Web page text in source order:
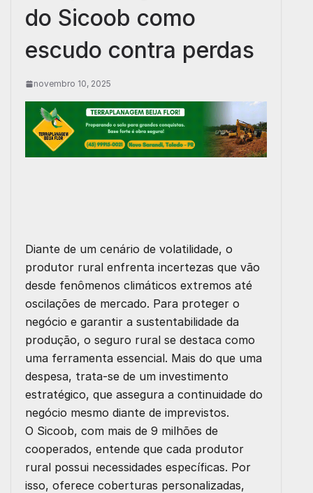
do Sicoob como
escudo contra perdas
novembro 10, 2025
Diante de um cenário de volatilidade, o
produtor rural enfrenta incertezas que vão
desde fenômenos climáticos extremos até
oscilações de mercado. Para proteger o
negócio e garantir a sustentabilidade da
produção, o seguro rural se destaca como
uma ferramenta essencial. Mais do que uma
despesa, trata-se de um investimento
estratégico, que assegura a continuidade do
negócio mesmo diante de imprevistos.
O Sicoob, com mais de 9 milhões de
cooperados, entende que cada produtor
rural possui necessidades específicas. Por
isso, oferece coberturas personalizadas,